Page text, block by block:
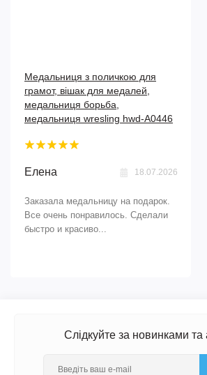
Медальниця з поличкою для
грамот, вішак для медалей,
медальниця борьба,
медальниця wresling hwd-А0446
Елена 18.07.2026
Заказала медальницу на подарок.
Все очень понравилось. Сделали
быстро и красиво...
Слідкуйте за новинками та